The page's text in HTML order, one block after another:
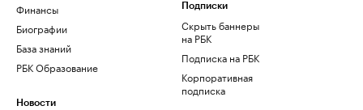
Финансы
Биографии
База знаний
РБК Образование
Новости
Подписки
Скрыть баннеры
на РБК
Подписка на РБК
Корпоративная
подписка